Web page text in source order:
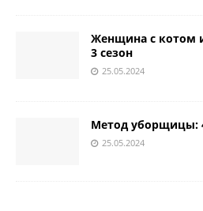
Женщина с котом
3 сезон
25.05.2024
Метод уборщицы:
25.05.2024